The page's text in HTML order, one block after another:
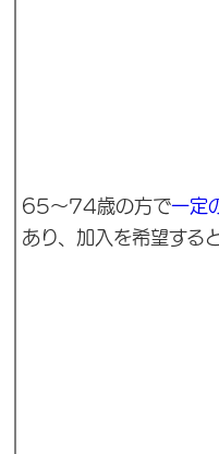
65～74歳の方で一定
あり、加入を希望する